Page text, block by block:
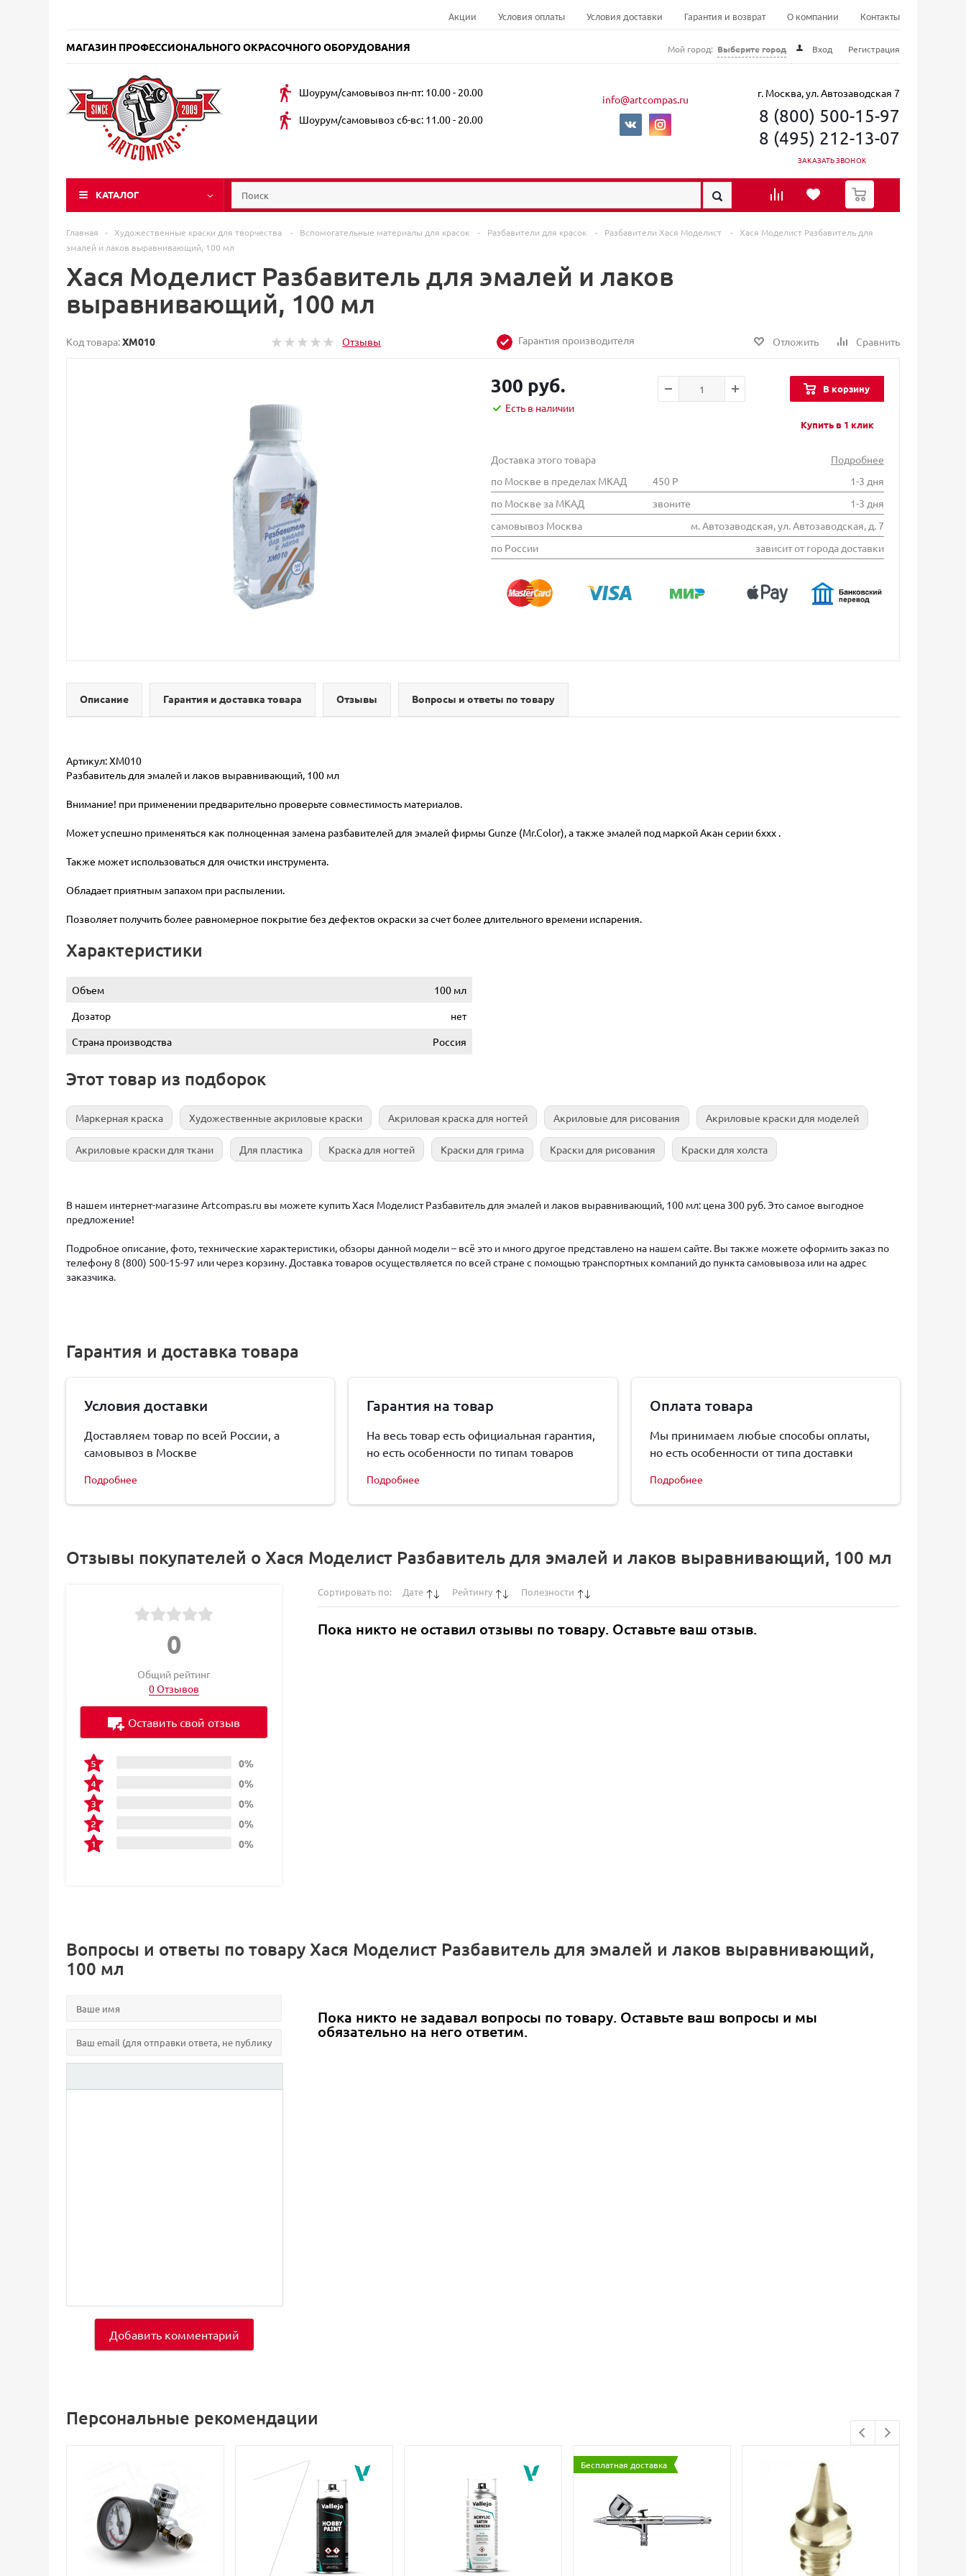
Акции Условия оплаты Условия доставки Гарантия и возврат О компании Контакты
МАГАЗИН ПРОФЕССИОНАЛЬНОГО ОКРАСОЧНОГО ОБОРУДОВАНИЯ Мой город: Выберите город Вход Регистрация
Шоурум/самовывоз пн-пт: 10.00 - 20.00
Шоурум/самовывоз сб-вс: 11.00 - 20.00
info@artcompas.ru г. Москва, ул. Автозаводская 7
8 (800) 500-15-97
8 (495) 212-13-07
ЗАКАЗАТЬ ЗВОНОК
КАТАЛОГ
0
Главная - Художественные краски для творчества - Вспомогательные материалы для красок - Разбавители для красок - Разбавители Хася Моделист -
Хася Моделист Разбавитель для
эмалей и лаков выравнивающий, 100 мл
Хася Моделист Разбавитель для эмалей и лаков
выравнивающий, 100 мл
Код товара:ХМ010 Отзывы Гарантия производителя Отложить Сравнить
300 руб.
Есть в наличии
В корзину
Купить в 1 клик
Доставка этого товара
Подробнее
по Москве в пределах МКАД
450 Р
1-3 дня
по Москве за МКАД
звоните
1-3 дня
самовывоз Москва
м. Автозаводская, ул. Автозаводская, д. 7
по России
зависит от города доставки
Описание Гарантия и доставка товара Отзывы Вопросы и ответы по товару
Артикул: ХМ010
Разбавитель для эмалей и лаков выравнивающий, 100 мл
Внимание! при применении предварительно проверьте совместимость материалов.
Может успешно применяться как полноценная замена разбавителей для эмалей фирмы Gunze (Mr.Color), а также эмалей под маркой Акан серии 6ххх .
Также может использоваться для очистки инструмента.
Обладает приятным запахом при распылении.
Позволяет получить более равномерное покрытие без дефектов окраски за счет более длительного времени испарения.
Характеристики
Объем
100 мл
Дозатор
нет
Страна производства
Россия
Этот товар из подборок
Маркерная краска Художественные акриловые краски Акриловая краска для ногтей Акриловые для рисования Акриловые краски для моделей
Акриловые краски для ткани Для пластика Краска для ногтей Краски для грима Краски для рисования Краски для холста
В нашем интернет-магазине Artcompas.ru вы можете купить Хася Моделист Разбавитель для эмалей и лаков выравнивающий, 100 мл: цена 300 руб. Это самое выгодное
предложение!
Подробное описание, фото, технические характеристики, обзоры данной модели – всё это и много другое представлено на нашем сайте. Вы также можете оформить заказ по
телефону 8 (800) 500-15-97 или через корзину. Доставка товаров осуществляется по всей стране с помощью транспортных компаний до пункта самовывоза или на адрес
заказчика.
Гарантия и доставка товара
Условия доставки
Доставляем товар по всей России, а
самовывоз в Москве
Подробнее
Гарантия на товар
На весь товар есть официальная гарантия,
но есть особенности по типам товаров
Подробнее
Оплата товара
Мы принимаем любые способы оплаты,
но есть особенности от типа доставки
Подробнее
Отзывы покупателей о Хася Моделист Разбавитель для эмалей и лаков выравнивающий, 100 мл
0
Общий рейтинг
0 Отзывов
0%
0%
0%
0%
0%
Оставить свой отзыв
Сортировать по: Дате Рейтингу Полезности
Пока никто не оставил отзывы по товару. Оставьте ваш отзыв.
Вопросы и ответы по товару Хася Моделист Разбавитель для эмалей и лаков выравнивающий,
100 мл
Добавить комментарий
Пока никто не задавал вопросы по товару. Оставьте ваш вопросы и мы
обязательно на него ответим.
Персональные рекомендации
Бесплатная доставка